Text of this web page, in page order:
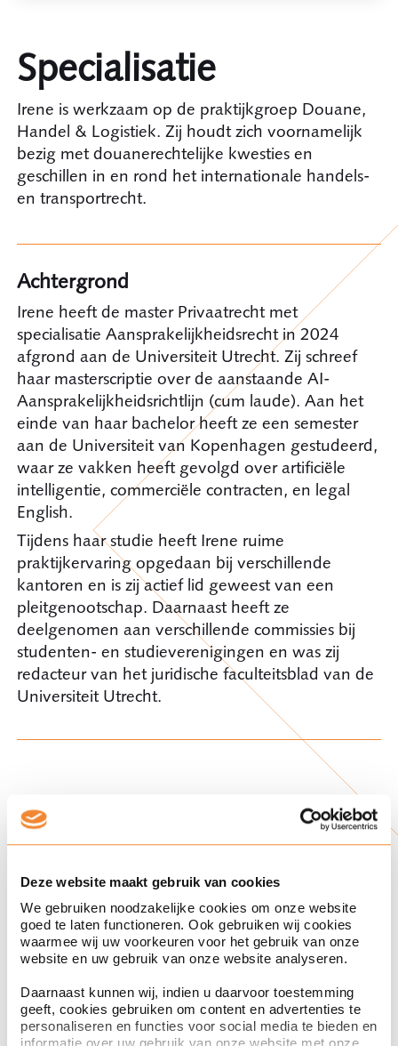
Deze website maakt gebruik van cookies
We gebruiken noodzakelijke cookies om onze website
goed te laten functioneren. Ook gebruiken wij cookies
waarmee wij uw voorkeuren voor het gebruik van onze
website en uw gebruik van onze website analyseren.
Daarnaast kunnen wij, indien u daarvoor toestemming
geeft, cookies gebruiken om content en advertenties te
personaliseren en functies voor social media te bieden en
Specialisatie
Irene is werkzaam op de praktijkgroep Douane,
Handel & Logistiek. Zij houdt zich voornamelijk
bezig met douanerechtelijke kwesties en
geschillen in en rond het internationale handels-
en transportrecht.
Achtergrond
Irene heeft de master Privaatrecht met
specialisatie Aansprakelijkheidsrecht in 2024
afgrond aan de Universiteit Utrecht. Zij schreef
haar masterscriptie over de aanstaande AI-
Aansprakelijkheidsrichtlijn (cum laude). Aan het
einde van haar bachelor heeft ze een semester
aan de Universiteit van Kopenhagen gestudeerd,
waar ze vakken heeft gevolgd over artificiële
intelligentie, commerciële contracten, en legal
English.
Tijdens haar studie heeft Irene ruime
praktijkervaring opgedaan bij verschillende
kantoren en is zij actief lid geweest van een
pleitgenootschap. Daarnaast heeft ze
deelgenomen aan verschillende commissies bij
studenten- en studieverenigingen en was zij
redacteur van het juridische faculteitsblad van de
Universiteit Utrecht.
Recente artikelen van
Irene
douanerecht